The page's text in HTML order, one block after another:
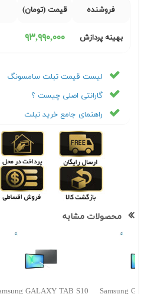
فروشنده قیمت (تومان)
بهینه پردازش ٩٣,٩٩٠,٠٠٠
لیست قیمت تبلت سامسونگ
گارانتی اصلی چیست ؟
راهنمای جامع خرید تبلت
محصولات مشابه
GALAXY TAB S10
Samsung